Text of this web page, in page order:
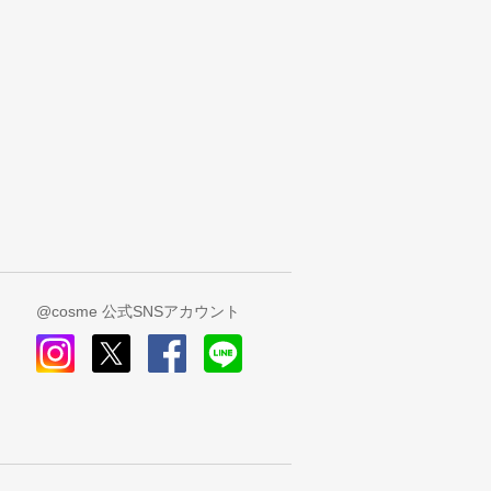
@cosme 公式SNSアカウント